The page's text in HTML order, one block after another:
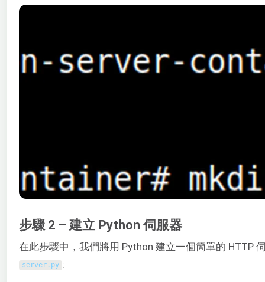
步驟 2 – 建立 Python 伺服器
在此步驟中，我們將用 Python 建立一個簡單的 HTTP
server. py :